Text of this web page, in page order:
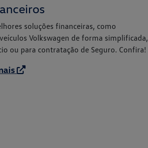
soluções financeiras, como
Volkswagen de forma simplificada,
ou para contratação de Seguro. Confira!